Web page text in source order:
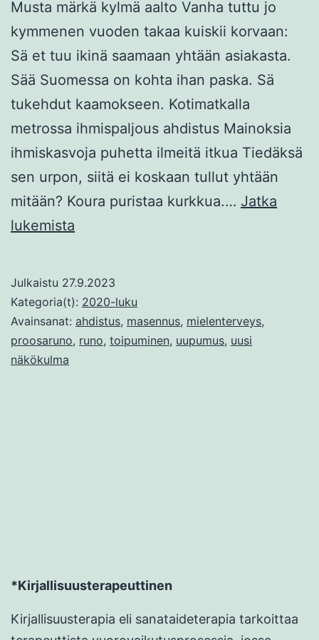
Musta märkä kylmä aalto Vanha tuttu jo
kymmenen vuoden takaa kuiskii korvaan:
Sä et tuu ikinä saamaan yhtään asiakasta.
Sää Suomessa on kohta ihan paska. Sä
tukehdut kaamokseen. Kotimatkalla
metrossa ihmispaljous ahdistus Mainoksia
ihmiskasvoja puhetta ilmeitä itkua Tiedäksä
sen urpon, siitä ei koskaan tullut yhtään
mitään? Koura puristaa kurkkua.… Jatka
lukemista
Julkaistu 27.9.2023
Kategoria(t): 2020-luku
Avainsanat: ahdistus, masennus, mielenterveys,
proosaruno, runo, toipuminen, uupumus, uusi
näkökulma
*Kirjallisuusterapeuttinen
Kirjallisuusterapia eli sanataideterapia tarkoittaa